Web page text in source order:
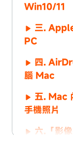
Win10/11
三.
PC
四.
腦 Mac
五. Mac
手機照片
六.「影